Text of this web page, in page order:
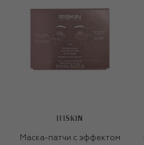
111SKIN
Маска-патчи с эффектом